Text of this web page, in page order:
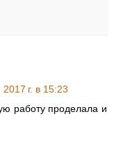
г. в 15:23
работу проделала и